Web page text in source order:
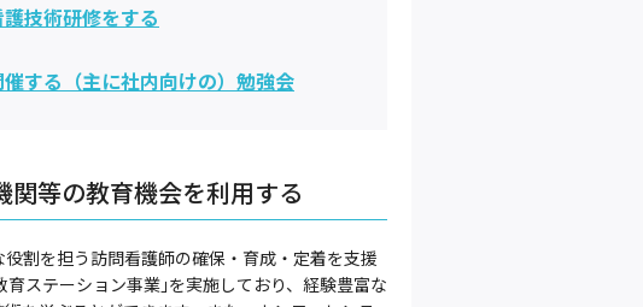
技術研修をする
する（主に社内向けの）勉強会
等の教育機会を利用する
割を担う訪問看護師の確保・育成・定着を支援
ステーション事業｣を実施しており、経験豊富な